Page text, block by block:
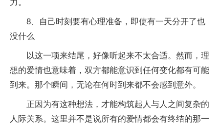
力。
8、自己时刻要有心理准备，即使有一天分开了也
没什么
以这一项来结尾，好像听起来不太合适。然而，理
想的爱情也意味着，双方都能意识到任何变化都有可能
到来。那个瞬间，无论在何时到来都不会感到意外。
正因为有这种想法，才能构筑起人与人之间复杂的
人际关系。这里并不是说所有的爱情都会有终结的那一